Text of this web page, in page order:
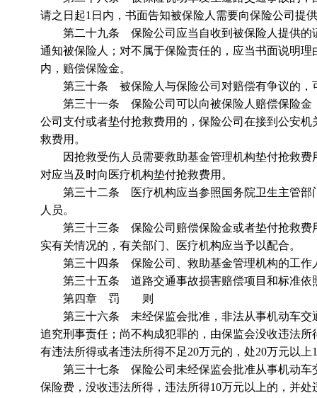
请之日起1日内，书面告知被保险人需要向保险公司提
第二十九条 保险公司应当自收到被保险人提供的
通知被保险人；对不属于保险责任的，应当书面说明
内，赔偿保险金。
第三十条 被保险人与保险公司对赔偿有争议的，
第三十一条 保险公司可以向被保险人赔偿保险金
公司支付或者垫付抢救费用的，保险公司在接到公安
救费用。
因抢救受伤人员需要救助基金管理机构垫付抢救费
对应当及时向医疗机构垫付抢救费用。
第三十二条 医疗机构应当参照国务院卫生主管部
人员。
第三十三条 保险公司赔偿保险金或者垫付抢救费
实有关情况的，有关部门、医疗机构应当予以配合。
第三十四条 保险公司、救助基金管理机构的工作
第三十五条 道路交通事故损害赔偿项目和标准依
第四章 罚 则
第三十六条 未经保监会批准，非法从事机动车交
追究刑事责任；尚不构成犯罪的，由保监会没收违法
有违法所得或者违法所得不足20万元的，处20万元以上
第三十七条 保险公司未经保监会批准从事机动车
保险费，没收违法所得，违法所得10万元以上的，并